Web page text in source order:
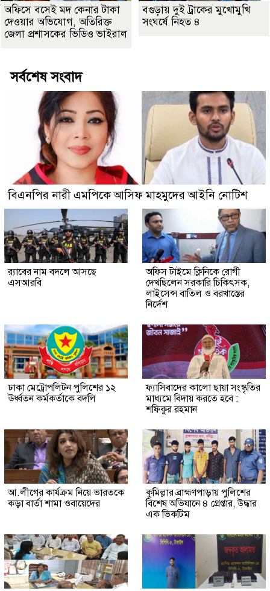
অফিসে বসেই মদ কেনার টাকা
দেওয়ার অভিযোগ, অতিরিক্ত
জেলা প্রশাসকের ভিডিও ভাইরাল
বগুড়ায় দুই ট্রাকের মুখোমুখি
সংঘর্ষে নিহত ৪
সর্বশেষ সংবাদ
বিএনপির নারী এমপিকে আসিফ মাহমুদের আইনি নোটিশ
র‍্যাবের নাম বদলে আসছে
এসআরবি
অফিস টাইমে ক্লিনিকে রোগী
দেখছিলেন সরকারি চিকিৎসক,
লাইসেন্স বাতিল ও বরখাস্তের
নির্দেশ
ঢাকা মেট্রোপলিটন পুলিশের ১২
ঊর্ধ্বতন কর্মকর্তাকে বদলি
ফ্যাসিবাদের কালো ছায়া সংস্কৃতির
মাধ্যমে বিদায় করতে হবে :
শফিকুর রহমান
আ.লীগের কার্যক্রম নিয়ে ভারতকে
কড়া বার্তা শামা ওবায়েদের
কুমিল্লার ব্রাহ্মণপাড়ায় পুলিশের
বিশেষ অভিযানে ৪ গ্রেপ্তার, উদ্ধার
এক ভিকটিম